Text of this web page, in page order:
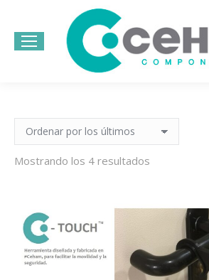
Mostrando los 4 resultados